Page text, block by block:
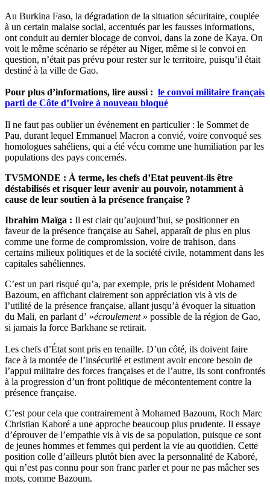
Au Burkina Faso, la dégradation de la situation sécuritaire, couplée
à un certain malaise social, accentués par les fausses informations,
ont conduit au dernier blocage de convoi, dans la zone de Kaya. On
voit le même scénario se répéter au Niger, même si le convoi en
question, n’était pas prévu pour rester sur le territoire, puisqu’il était
destiné à la ville de Gao.
Pour plus d’informations, lire aussi : le convoi militaire français
parti de Côte d’Ivoire à nouveau bloqué
Il ne faut pas oublier un événement en particulier : le Sommet de
Pau, durant lequel Emmanuel Macron a convié, voire convoqué ses
homologues sahéliens, qui a été vécu comme une humiliation par les
populations des pays concernés.
TV5MONDE : À terme, les chefs d’Etat peuvent-ils être
déstabilisés et risquer leur avenir au pouvoir, notamment à
cause de leur soutien à la présence française ?
Ibrahim Maïga : Il est clair qu’aujourd’hui, se positionner en
faveur de la présence française au Sahel, apparaît de plus en plus
comme une forme de compromission, voire de trahison, dans
certains milieux politiques et de la société civile, notamment dans les
capitales sahéliennes.
C’est un pari risqué qu’a, par exemple, pris le président Mohamed
Bazoum, en affichant clairement son appréciation vis à vis de
l’utilité de la présence française, allant jusqu’à évoquer la situation
du Mali, en parlant d’ »écroulement» possible de la région de Gao,
si jamais la force Barkhane se retirait.
Les chefs d’État sont pris en tenaille. D’un côté, ils doivent faire
face à la montée de l’insécurité et estiment avoir encore besoin de
l’appui militaire des forces françaises et de l’autre, ils sont confrontés
à la progression d’un front politique de mécontentement contre la
présence française.
C’est pour cela que contrairement à Mohamed Bazoum, Roch Marc
Christian Kaboré a une approche beaucoup plus prudente. Il essaye
d’éprouver de l’empathie vis à vis de sa population, puisque ce sont
de jeunes hommes et femmes qui perdent la vie au quotidien. Cette
position colle d’ailleurs plutôt bien avec la personnalité de Kaboré,
qui n’est pas connu pour son franc parler et pour ne pas mâcher ses
mots, comme Bazoum.